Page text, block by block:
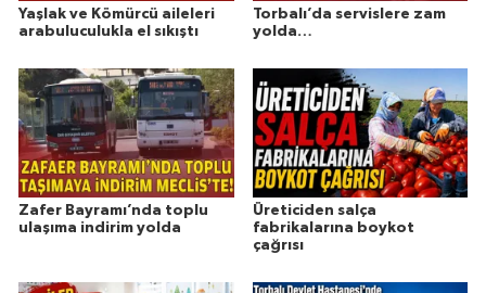
Yaşlak ve Kömürcü aileleri
arabuluculukla el sıkıştı
Torbalı’da servislere zam
yolda…
Zafer Bayramı’nda toplu
ulaşıma indirim yolda
Üreticiden salça
fabrikalarına boykot
çağrısı